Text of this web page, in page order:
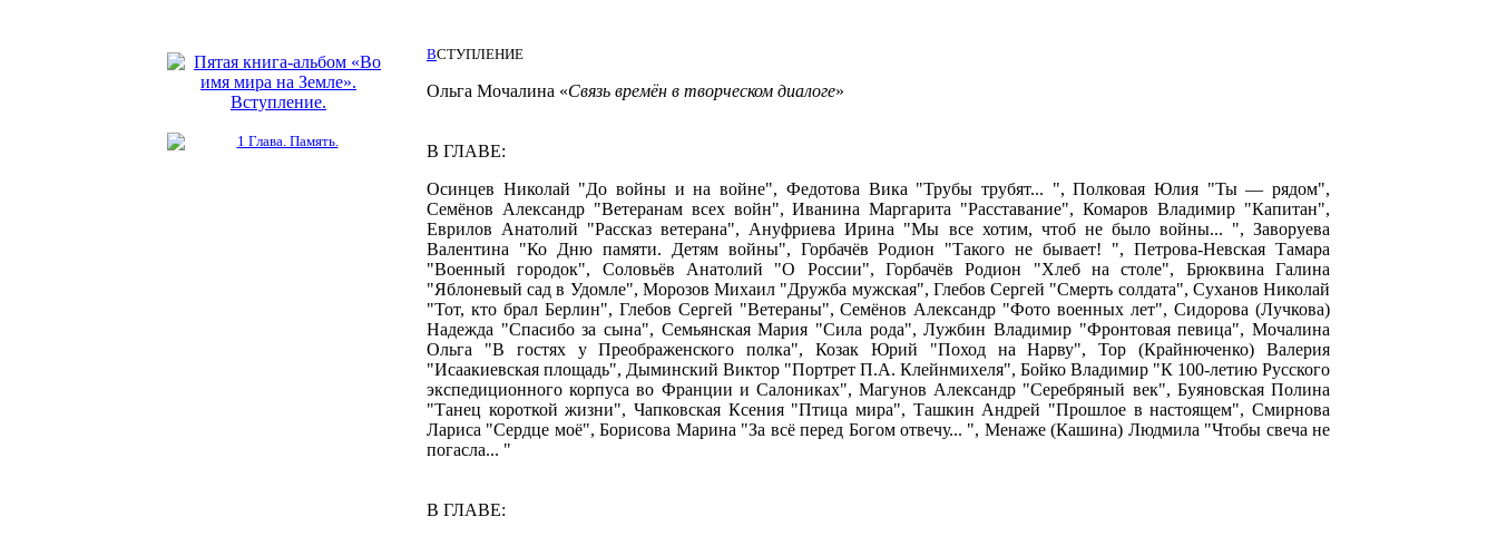
ВСТУПЛЕНИЕ
Ольга Мочалина «Связь времён в творческом диалоге»
В ГЛАВЕ:
Осинцев Николай "До войны и на войне", Федотова Вика "Трубы трубят... ", Полковая Юлия "Ты — рядом",
Семёнов Александр "Ветеранам всех войн", Иванина Маргарита "Расставание", Комаров Владимир "Капитан",
Еврилов Анатолий "Рассказ ветерана", Ануфриева Ирина "Мы все хотим, чтоб не было войны... ", Заворуева
Валентина "Ко Дню памяти. Детям войны", Горбачёв Родион "Такого не бывает! ", Петрова-Невская Тамара
"Военный городок", Соловьёв Анатолий "О России", Горбачёв Родион "Хлеб на столе", Брюквина Галина
"Яблоневый сад в Удомле", Морозов Михаил "Дружба мужская", Глебов Сергей "Смерть солдата", Суханов Николай
"Тот, кто брал Берлин", Глебов Сергей "Ветераны", Семёнов Александр "Фото военных лет", Сидорова (Лучкова)
Надежда "Спасибо за сына", Семьянская Мария "Сила рода", Лужбин Владимир "Фронтовая певица", Мочалина
Ольга "В гостях у Преображенского полка", Козак Юрий "Поход на Нарву", Тор (Крайнюченко) Валерия
"Исаакиевская площадь", Дыминский Виктор "Портрет П.А. Клейнмихеля", Бойко Владимир "К 100-летию Русского
экспедиционного корпуса во Франции и Салониках", Магунов Александр "Серебряный век", Буяновская Полина
"Танец короткой жизни", Чапковская Ксения "Птица мира", Ташкин Андрей "Прошлое в настоящем", Смирнова
Лариса "Сердце моё", Борисова Марина "За всё перед Богом отвечу... ", Менаже (Кашина) Людмила "Чтобы свеча не
погасла... "
В ГЛАВЕ: